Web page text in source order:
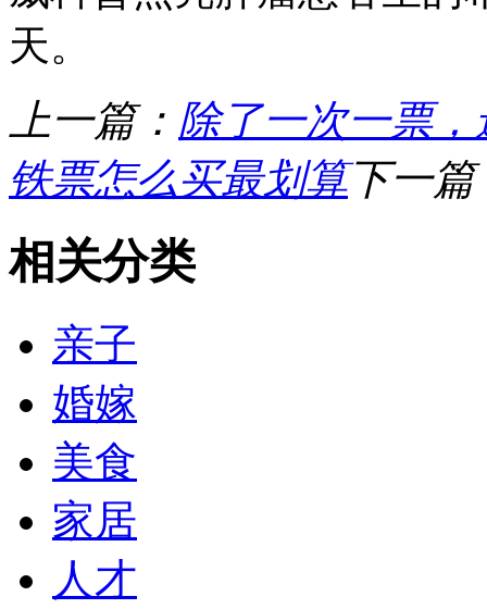
天。
上一篇： 除了一次一票
铁票怎么买最划算下一篇
相关分类
亲子
婚嫁
美食
家居
人才